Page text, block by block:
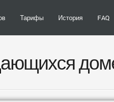
Тарифы История FAQ